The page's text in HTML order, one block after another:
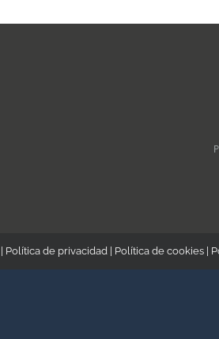
Política de privacidad| Política de cookies|